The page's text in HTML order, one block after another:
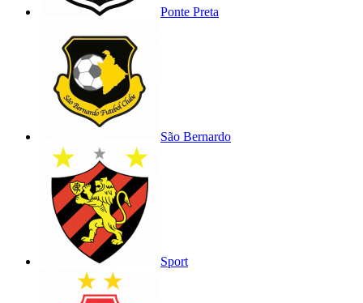
Ponte Preta
São Bernardo
Sport